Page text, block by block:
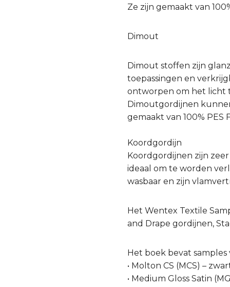
Ze zijn gemaakt van
Dimout
Dimout stoffen zijn
toepassingen en
ontworpen om het licht
Dimoutgordijnen
gemaakt van 100% PES
Koordgordijn
Koordgordijnen zijn
ideaal om te worden
wasbaar en zijn
Het Wentex Textile
and Drape gordijnen,
Het boek bevat
• Molton CS (MCS) –
• Medium Gloss Satin